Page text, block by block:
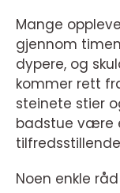
Mange
gjennom
dypere, og
kommer rett
steinete stier
badstue være
Noen enkle